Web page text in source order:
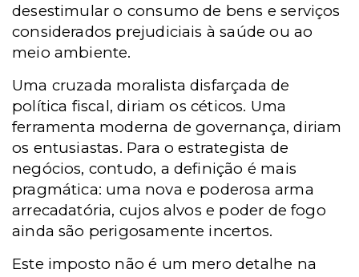
desestimular o consumo de bens e serviços
considerados prejudiciais à saúde ou ao
meio ambiente.
Uma cruzada moralista disfarçada de
política fiscal, diriam os céticos. Uma
ferramenta moderna de governança, diriam
os entusiastas. Para o estrategista de
negócios, contudo, a definição é mais
pragmática: uma nova e poderosa arma
arrecadatória, cujos alvos e poder de fogo
ainda são perigosamente incertos.
Este imposto não é um mero detalhe na